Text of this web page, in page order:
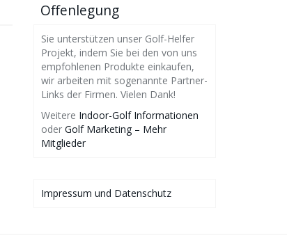
Offenlegung
Sie unterstützen unser Golf-Helfer
Projekt, indem Sie bei den von uns
empfohlenen Produkte einkaufen,
wir arbeiten mit sogenannte Partner-
Links der Firmen. Vielen Dank!
Weitere Indoor-Golf Informationen
oder Golf Marketing – Mehr
Mitglieder
Impressum und Datenschutz